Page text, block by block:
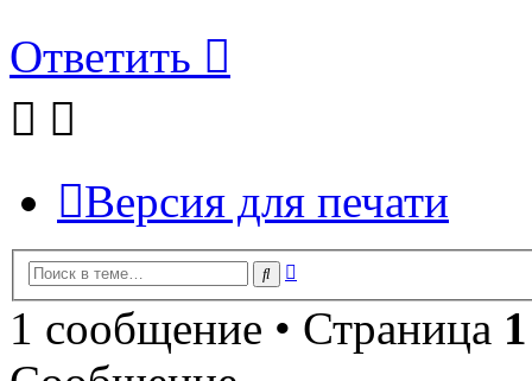
Ответить
Версия для печати
Поиск
1 сообщение • Страница 1